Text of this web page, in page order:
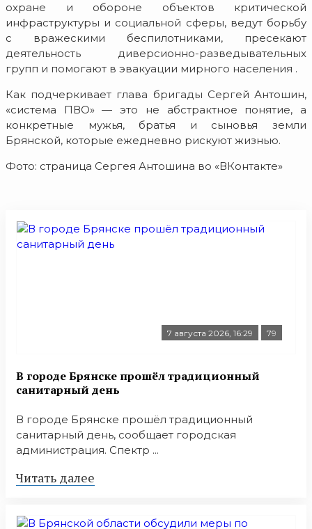
охране и обороне объектов критической
инфраструктуры и социальной сферы, ведут борьбу
с вражескими беспилотниками, пресекают
деятельность диверсионно-разведывательных
групп и помогают в эвакуации мирного населения .
Как подчеркивает глава бригады Сергей Антошин,
«система ПВО» — это не абстрактное понятие, а
конкретные мужья, братья и сыновья земли
Брянской, которые ежедневно рискуют жизнью.
Фото: страница Сергея Антошина во «ВКонтакте»
7 августа 2026, 16:29 79
В городе Брянске прошёл традиционный
санитарный день
В городе Брянске прошёл традиционный
санитарный день, сообщает городская
администрация. Спектр ...
Читать далее